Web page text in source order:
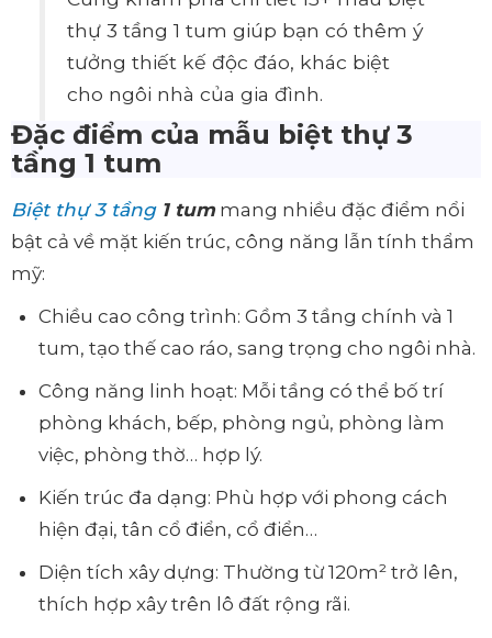
thự 3 tầng 1 tum giúp bạn có thêm ý
tưởng thiết kế độc đáo, khác biệt
cho ngôi nhà của gia đình.
Đặc điểm của mẫu biệt thự 3
tầng 1 tum
Biệt thự 3 tầng1 tummang nhiều đặc điểm nổi
bật cả về mặt kiến trúc, công năng lẫn tính thẩm
mỹ:
Chiều cao công trình: Gồm 3 tầng chính và 1
tum, tạo thế cao ráo, sang trọng cho ngôi nhà.
Công năng linh hoạt: Mỗi tầng có thể bố trí
phòng khách, bếp, phòng ngủ, phòng làm
việc, phòng thờ… hợp lý.
Kiến trúc đa dạng: Phù hợp với phong cách
hiện đại, tân cổ điển, cổ điển…
Diện tích xây dựng: Thường từ 120m² trở lên,
thích hợp xây trên lô đất rộng rãi.